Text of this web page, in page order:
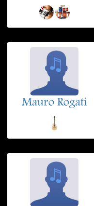
Mauro Rogati